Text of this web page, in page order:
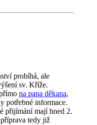
probíhá, ale
sv. Kříže.
na pana děkana,
potřebné informace.
přijímání mají hned 2.
tedy již